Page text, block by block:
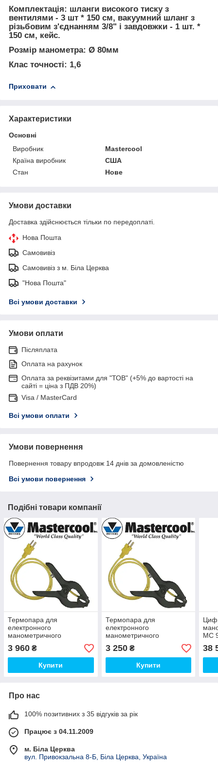
Комплектація: шланги високого тиску з
вентилями - 3 шт * 150 см, вакуумний шланг з
різьбовим з'єднанням 3/8" і завдовжки - 1 шт. *
150 см, кейс.
Розмір манометра: Ø 80мм
Клас точності: 1,6
Приховати
Характеристики
Основні
Виробник
Mastercool
Країна виробник
США
Стан
Нове
Умови доставки
Доставка здійснюється тільки по передоплаті.
Нова Пошта
Самовивіз
Самовивіз з м. Біла Церква
"Нова Пошта"
Всі умови доставки
Умови оплати
Післяплата
Оплата на рахунок
Оплата за реквізитами для "ТОВ" (+5% до вартості на
сайті = ціна з ПДВ 20%)
Visa / MasterCard
Всі умови оплати
Умови повернення
Повернення товару впродовж 14 днів за домовленістю
Всі умови повернення
Подібні товари компанії
Термопара для
електронного
манометричного
колектора MC 52337
Mastercool
3 960 ₴
Купити
Термопара для
електронного
манометричного
колектора MC 52336
Mastercool
3 250₴
Купити
MC
38
Про нас
100% позитивних з 35 відгуків за рік
Працює з 04.11.2009
м. Біла Церква
вул. Привокзальна 8-Б, Біла Церква, Україна